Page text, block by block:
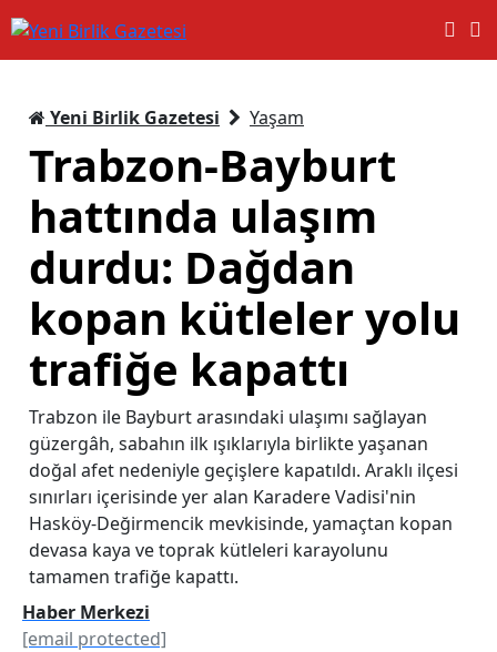
Yeni Birlik Gazetesi Yaşam
Trabzon-Bayburt
hattında ulaşım
durdu: Dağdan
kopan kütleler yolu
trafiğe kapattı
Trabzon ile Bayburt arasındaki ulaşımı sağlayan
güzergâh, sabahın ilk ışıklarıyla birlikte yaşanan
doğal afet nedeniyle geçişlere kapatıldı. Araklı ilçesi
sınırları içerisinde yer alan Karadere Vadisi'nin
Hasköy-Değirmencik mevkisinde, yamaçtan kopan
devasa kaya ve toprak kütleleri karayolunu
tamamen trafiğe kapattı.
Haber Merkezi
[email protected]